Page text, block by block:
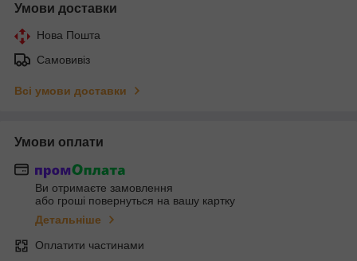
Умови доставки
Нова Пошта
Самовивіз
Всі умови доставки
Умови оплати
Ви отримаєте замовлення
або гроші повернуться на вашу картку
Детальніше
Оплатити частинами